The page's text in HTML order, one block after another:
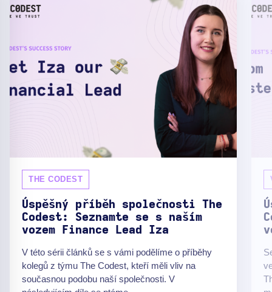
THE CODEST
Úspěšný příběh společnosti The
Codest: Seznamte se s naším
vozem Finance Lead Iza
V této sérii článků se s vámi podělíme o příběhy
kolegů z týmu The Codest, kteří měli vliv na
současnou podobu naší společnosti. V